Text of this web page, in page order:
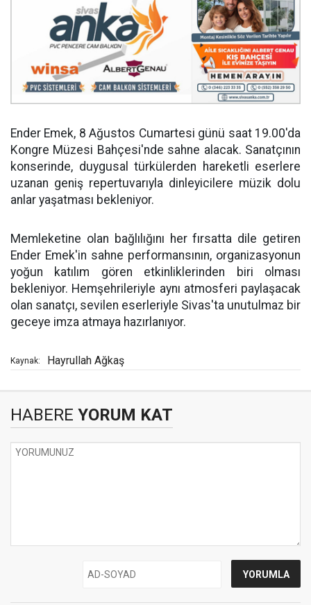
Ender Emek, 8 Ağustos Cumartesi günü saat 19.00'da
Kongre Müzesi Bahçesi'nde sahne alacak. Sanatçının
konserinde, duygusal türkülerden hareketli eserlere
uzanan geniş repertuvarıyla dinleyicilere müzik dolu
anlar yaşatması bekleniyor.
Memleketine olan bağlılığını her fırsatta dile getiren
Ender Emek'in sahne performansının, organizasyonun
yoğun katılım gören etkinliklerinden biri olması
bekleniyor. Hemşehrileriyle aynı atmosferi paylaşacak
olan sanatçı, sevilen eserleriyle Sivas'ta unutulmaz bir
geceye imza atmaya hazırlanıyor.
Kaynak: Hayrullah Ağkaş
HABERE YORUM KAT